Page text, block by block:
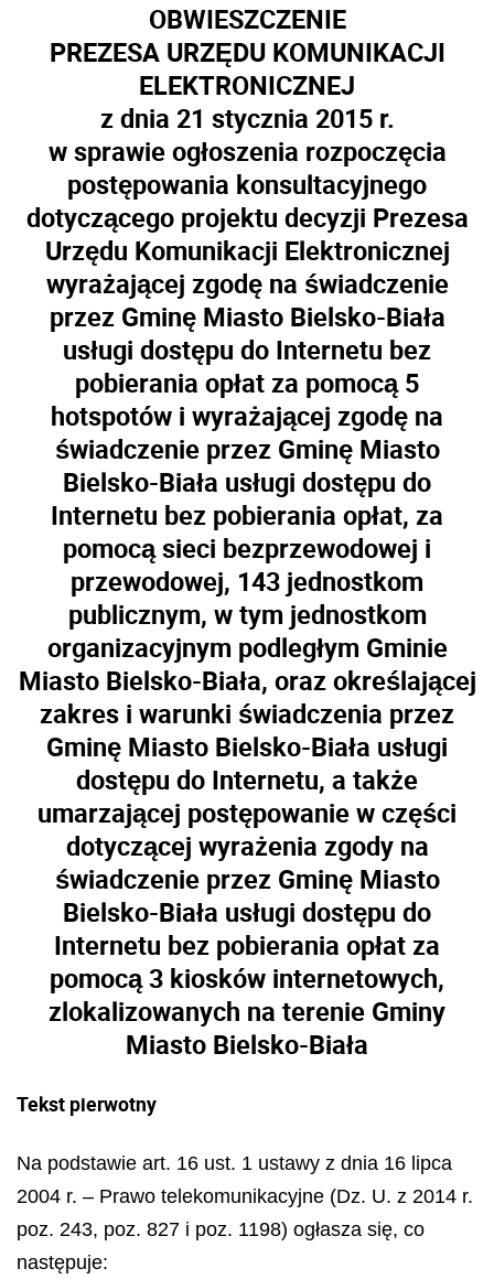
OBWIESZCZENIE
PREZESA URZĘDU KOMUNIKACJI
ELEKTRONICZNEJ
z dnia 21 stycznia 2015 r.
w sprawie ogłoszenia rozpoczęcia
postępowania konsultacyjnego
dotyczącego projektu decyzji Prezesa
Urzędu Komunikacji Elektronicznej
wyrażającej zgodę na świadczenie
przez Gminę Miasto Bielsko-Biała
usługi dostępu do Internetu bez
pobierania opłat za pomocą 5
hotspotów i wyrażającej zgodę na
świadczenie przez Gminę Miasto
Bielsko-Biała usługi dostępu do
Internetu bez pobierania opłat, za
pomocą sieci bezprzewodowej i
przewodowej, 143 jednostkom
publicznym, w tym jednostkom
organizacyjnym podległym Gminie
Miasto Bielsko-Biała, oraz określającej
zakres i warunki świadczenia przez
Gminę Miasto Bielsko-Biała usługi
dostępu do Internetu, a także
umarzającej postępowanie w części
dotyczącej wyrażenia zgody na
świadczenie przez Gminę Miasto
Bielsko-Biała usługi dostępu do
Internetu bez pobierania opłat za
pomocą 3 kiosków internetowych,
zlokalizowanych na terenie Gminy
Miasto Bielsko-Biała
Tekst pierwotny
Na podstawie art. 16 ust. 1 ustawy z dnia 16 lipca
2004 r. – Prawo telekomunikacyjne (Dz. U. z 2014 r.
poz. 243, poz. 827 i poz. 1198) ogłasza się, co
następuje: